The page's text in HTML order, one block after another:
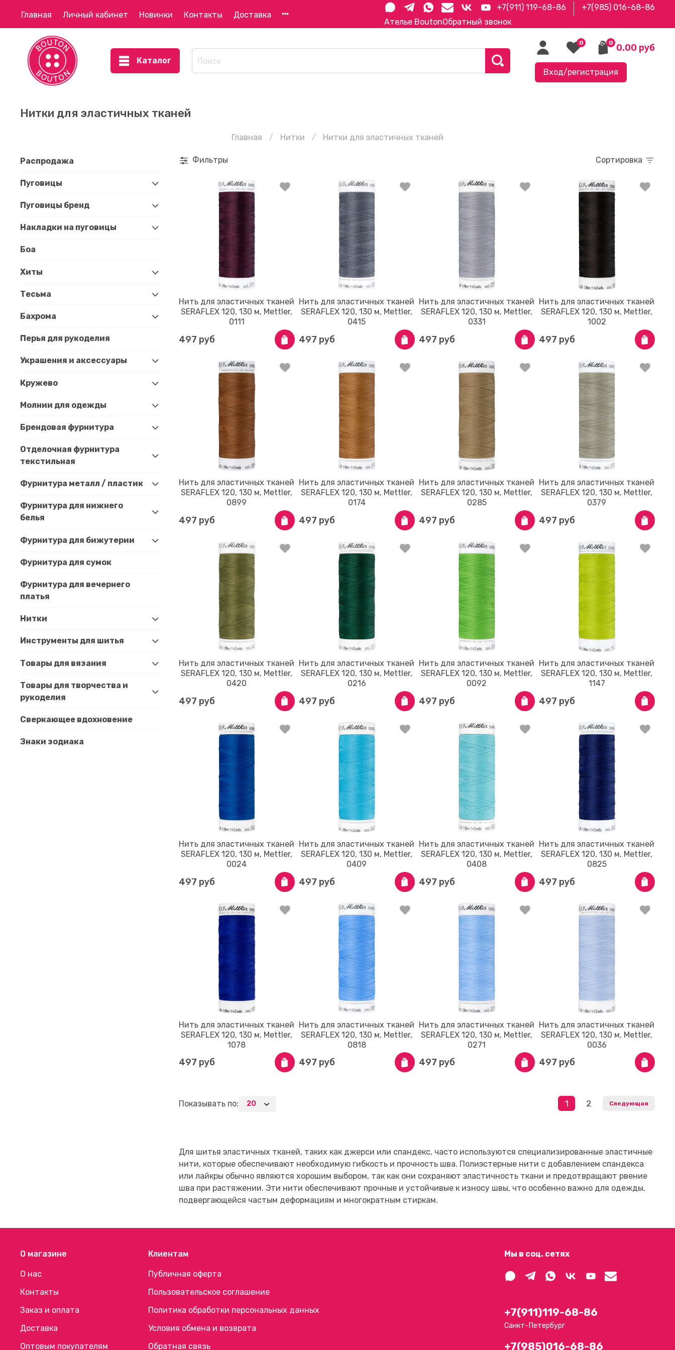
Ателье BoutonОбратный звонок
Главная Личный кабинет Новинки Контакты Доставка
+7(911) 119-68-86 +7(985) 016-68-86
Каталог
0 0 0.00 руб
Вход/регистрация
Нитки для эластичных тканей
Главная Нитки Нитки для эластичных тканей
Фильтры Сортировка
Нить для эластичных тканей
SERAFLEX 120, 130 м, Mettler,
0111
497 руб
Нить для эластичных тканей
SERAFLEX 120, 130 м, Mettler,
0415
497 руб
Нить для эластичных тканей
SERAFLEX 120, 130 м, Mettler,
0331
497 руб
Нить для эластичных тканей
SERAFLEX 120, 130 м, Mettler,
1002
497 руб
Нить для эластичных тканей
SERAFLEX 120, 130 м, Mettler,
0899
497 руб
Нить для эластичных тканей
SERAFLEX 120, 130 м, Mettler,
0174
497 руб
Нить для эластичных тканей
SERAFLEX 120, 130 м, Mettler,
0285
497 руб
Нить для эластичных тканей
SERAFLEX 120, 130 м, Mettler,
0379
497 руб
Нить для эластичных тканей
SERAFLEX 120, 130 м, Mettler,
0420
497 руб
Нить для эластичных тканей
SERAFLEX 120, 130 м, Mettler,
0216
497 руб
Нить для эластичных тканей
SERAFLEX 120, 130 м, Mettler,
0092
497 руб
Нить для эластичных тканей
SERAFLEX 120, 130 м, Mettler,
1147
497 руб
Нить для эластичных тканей
SERAFLEX 120, 130 м, Mettler,
0024
497 руб
Нить для эластичных тканей
SERAFLEX 120, 130 м, Mettler,
0409
497 руб
Нить для эластичных тканей
SERAFLEX 120, 130 м, Mettler,
0408
497 руб
Нить для эластичных тканей
SERAFLEX 120, 130 м, Mettler,
0825
497 руб
Нить для эластичных тканей
SERAFLEX 120, 130 м, Mettler,
1078
497 руб
Нить для эластичных тканей
SERAFLEX 120, 130 м, Mettler,
0818
497 руб
Нить для эластичных тканей
SERAFLEX 120, 130 м, Mettler,
0271
497 руб
Нить для эластичных тканей
SERAFLEX 120, 130 м, Mettler,
0036
497 руб
Показывать по: 1 2 Следующая
Для шитья эластичных тканей, таких как джерси или спандекс, часто используются специализированные эластичные
нити, которые обеспечивают необходимую гибкость и прочность шва. Полиэстерные нити с добавлением спандекса
или лайкры обычно являются хорошим выбором, так как они сохраняют эластичность ткани и предотвращают рвение
шва при растяжении. Эти нити обеспечивают прочные и устойчивые к износу швы, что особенно важно для одежды,
подвергающейся частым деформациям и многократным стиркам.
Распродажа
Пуговицы
Пуговицы бренд
Накладки на пуговицы
Боа
Хиты
Тесьма
Бахрома
Перья для рукоделия
Украшения и аксессуары
Кружево
Молнии для одежды
Брендовая фурнитура
Отделочная фурнитура
текстильная
Фурнитура металл / пластик
Фурнитура для нижнего
белья
Фурнитура для бижутерии
Фурнитура для сумок
Фурнитура для вечернего
платья
Нитки
Инструменты для шитья
Товары для вязания
Товары для творчества и
рукоделия
Сверкающее вдохновение
Знаки зодиака
О магазине
О нас
Контакты
Заказ и оплата
Доставка
Оптовым покупателям
Клиентам
Публичная оферта
Пользовательское соглашение
Политика обработки персональных данных
Условия обмена и возврата
Обратная связь
Мы в соц. сетях
+7(911)119-68-86
Санкт-Петербург
+7(985)016-68-86